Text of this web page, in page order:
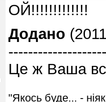
ОЙ!!!!!!!!!!!!!
Додано
Це ж Ваша
"Якось буде... -